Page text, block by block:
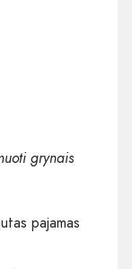
grynais
pajamas